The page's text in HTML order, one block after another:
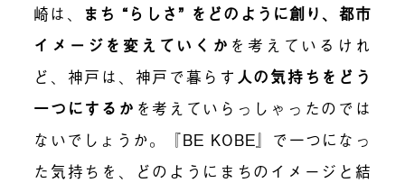
崎は、
まち “らしさ” をどのように創り、都市
イメージを変えていくか を考えているけれ
ど、神戸は、神戸で暮らす 人の気持ちをどう
一つにするか を考えていらっしゃったのでは
ないでしょうか。『BE KOBE』で一つになっ
た気持ちを、どのようにまちのイメージと結